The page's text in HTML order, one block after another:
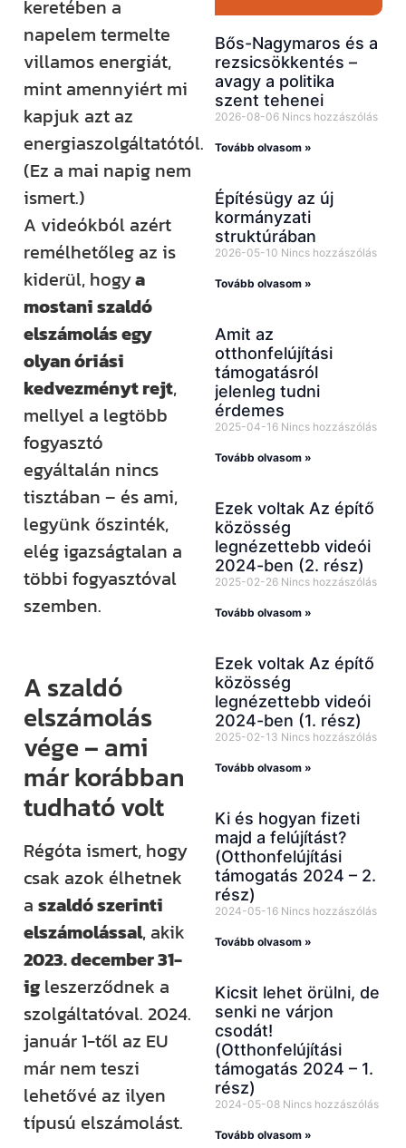
keretében a
napelem termelte
villamos energiát,
mint amennyiért mi
kapjuk azt az
energiaszolgáltatótól.
(Ez a mai napig nem
ismert.)
A videókból azért
remélhetőleg az is
kiderül, hogya
mostani szaldó
elszámolás egy
olyan óriási
kedvezményt rejt,
mellyel a legtöbb
fogyasztó
egyáltalán nincs
tisztában – és ami,
legyünk őszinték,
elég igazságtalan a
többi fogyasztóval
szemben.
A szaldó
elszámolás
vége – ami
már korábban
tudható volt
Régóta ismert, hogy
csak azok élhetnek
aszaldó szerinti
elszámolással, akik
2023. december 31-
ig leszerződnek a
szolgáltatóval. 2024.
január 1-től az EU
már nem teszi
lehetővé az ilyen
típusú elszámolást.
Bős-Nagymaros és a
rezsicsökkentés –
avagy a politika
szent tehenei
2026-08-06 Nincs hozzászólás
Tovább olvasom »
Építésügy az új
kormányzati
struktúrában
2026-05-10 Nincs hozzászólás
Tovább olvasom »
Amit az
otthonfelújítási
támogatásról
jelenleg tudni
érdemes
2025-04-16 Nincs hozzászólás
Tovább olvasom »
Ezek voltak Az építő
közösség
legnézettebb videói
2024-ben (2. rész)
2025-02-26 Nincs hozzászólás
Tovább olvasom »
Ezek voltak Az építő
közösség
legnézettebb videói
2024-ben (1. rész)
2025-02-13 Nincs hozzászólás
Tovább olvasom »
Ki és hogyan fizeti
majd a felújítást?
(Otthonfelújítási
támogatás 2024 – 2.
rész)
2024-05-16 Nincs hozzászólás
Tovább olvasom »
Kicsit lehet örülni, de
senki ne várjon
csodát!
(Otthonfelújítási
támogatás 2024 – 1.
rész)
2024-05-08 Nincs hozzászólás
Tovább olvasom »